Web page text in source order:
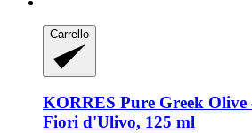
Carrello
KORRES Pure Greek
Fiori d'Ulivo, 125 ml